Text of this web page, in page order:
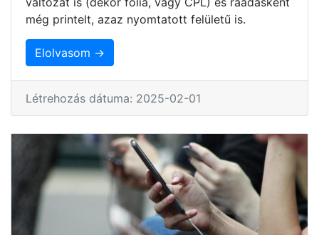
még printelt, azaz nyomtatott felületű is.
Elolvasom →
Létrehozás dátuma: 2025-02-01